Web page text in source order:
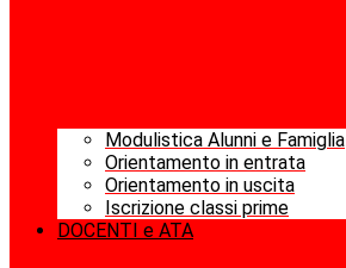
Modulistica Alunni e Famiglia
Orientamento in entrata
Orientamento in uscita
Iscrizione classi prime
DOCENTI e ATA